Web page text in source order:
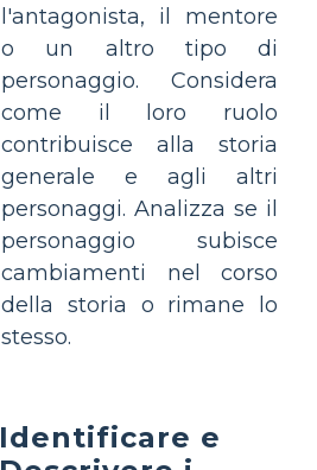
l'antagonista, il mentore
o un altro tipo di
personaggio. Considera
come il loro ruolo
contribuisce alla storia
generale e agli altri
personaggi. Analizza se il
personaggio subisce
cambiamenti nel corso
della storia o rimane lo
stesso.
Identificare e